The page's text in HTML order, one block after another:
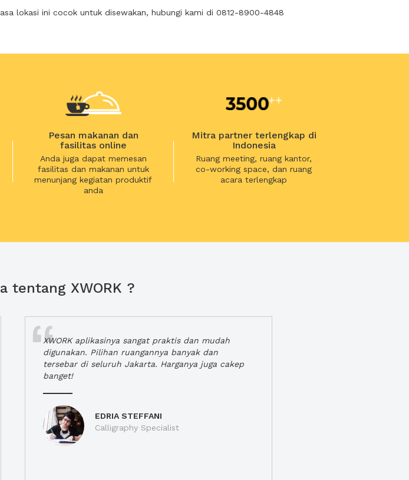
lokasi ini cocok untuk disewakan, hubungi kami di 0812-8900-4848
Pesan makanan dan
fasilitas online
Anda juga dapat memesan
fasilitas dan makanan untuk
menunjang kegiatan produktif
anda
Mitra partner terlengkap di
Indonesia
Ruang meeting, ruang kantor,
co-working space, dan ruang
acara terlengkap
tentang XWORK ?
XWORK aplikasinya sangat praktis dan mudah
digunakan. Pilihan ruangannya banyak dan
tersebar di seluruh Jakarta. Harganya juga cakep
banget!
EDRIA STEFFANI
Calligraphy Specialist